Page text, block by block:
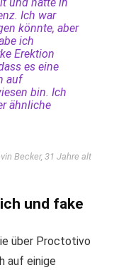
und hatte in
Ich war
könnte, aber
ich
Erektion
es eine
auf
bin. Ich
ähnliche
Becker, 31 Jahre alt
und fake
über Proctotivo
auf einige